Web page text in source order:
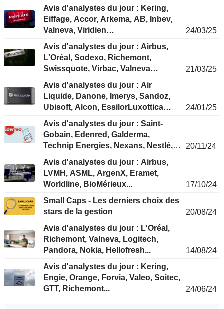
Avis d'analystes du jour : Kering,
Eiffage, Accor, Arkema, AB, Inbev,
Valneva, Viridien…
24/03/25
Avis d'analystes du jour : Airbus,
L'Oréal, Sodexo, Richemont,
Swissquote, Virbac, Valneva…
21/03/25
Avis d'analystes du jour : Air
Liquide, Danone, Imerys, Sandoz,
Ubisoft, Alcon, EssilorLuxottica…
24/01/25
Avis d'analystes du jour : Saint-
Gobain, Edenred, Galderma,
Technip Energies, Nexans, Nestlé,
20/11/24
Avis d'analystes du jour : Airbus,
LVMH, ASML, ArgenX, Eramet,
Worldline, BioMérieux...
17/10/24
Small Caps - Les derniers choix des
stars de la gestion
20/08/24
Avis d'analystes du jour : L'Oréal,
Richemont, Valneva, Logitech,
Pandora, Nokia, Hellofresh...
14/08/24
Avis d'analystes du jour : Kering,
Engie, Orange, Forvia, Valeo, Soitec,
GTT, Richemont...
24/06/24